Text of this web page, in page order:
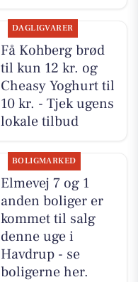
DAGLIGVARER
Få Kohberg brød
til kun 12 kr. og
Cheasy Yoghurt til
10 kr. - Tjek ugens
lokale tilbud
BOLIGMARKED
Elmevej 7 og 1
anden boliger er
kommet til salg
denne uge i
Havdrup - se
boligerne her.